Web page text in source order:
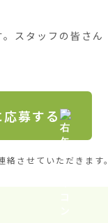
スタッフの皆さん
募する
させていただきます。